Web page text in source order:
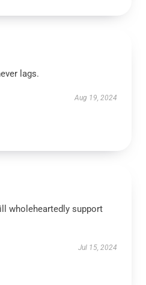
lags.
Aug 19, 2024
wholeheartedly support
Jul 15, 2024